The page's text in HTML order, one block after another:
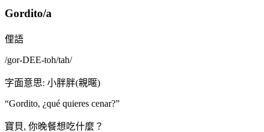
Gordito/a
俚語
/gor-DEE-toh/tah/
字面意思: 小胖胖(親暱)
“Gordito, ¿qué quieres cenar?”
寶貝, 你晚餐想吃什麼？